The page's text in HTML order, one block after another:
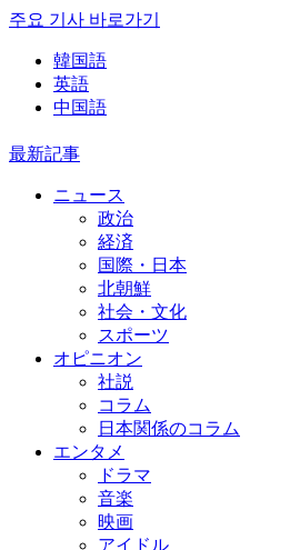
주요 기사 바로가기
韓国語
英語
中国語
最新記事
ニュース
政治
経済
国際・日本
北朝鮮
社会・文化
スポーツ
オピニオン
社説
コラム
日本関係のコラム
エンタメ
ドラマ
音楽
映画
アイドル